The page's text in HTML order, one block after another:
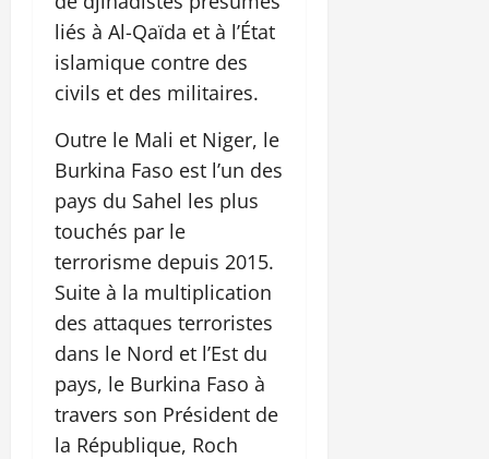
liés à Al-Qaïda et à l’État
islamique contre des
civils et des militaires.
Outre le Mali et Niger, le
Burkina Faso est l’un des
pays du Sahel les plus
touchés par le
terrorisme depuis 2015.
Suite à la multiplication
des attaques terroristes
dans le Nord et l’Est du
pays, le Burkina Faso à
travers son Président de
la République, Roch